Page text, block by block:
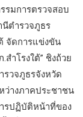
รมการตรวจสอบ
นีตำรวจภูธร
จัดการแข่งขัน
ำโรงใต้” ชิงถ้วย
รวจภูธรจังหวัด
ว่างภาคประชาชน
รปฏิบัติหน้าที่ของ